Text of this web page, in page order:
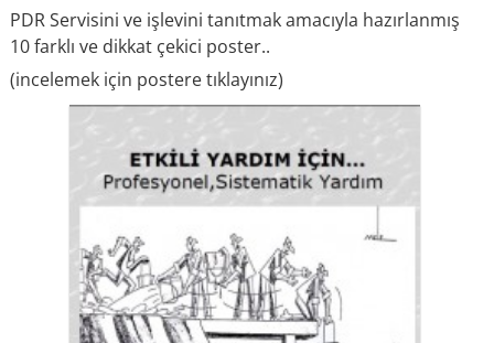
PDR Servisini ve işlevini tanıtmak amacıyla hazırlanmış
10 farklı ve dikkat çekici poster..
(incelemek için postere tıklayınız)